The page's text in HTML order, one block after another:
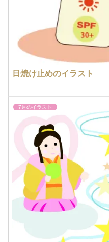
日焼け止めのイラスト
7月のイラスト